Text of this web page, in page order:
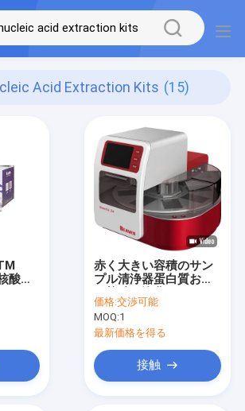
Acid Extraction Kits (15)
酸抽
出 キ
赤く大きい容積のサン
プル清浄器蛋白質およ
価格:交渉可能
MOQ:1
最新価格を得る
接触